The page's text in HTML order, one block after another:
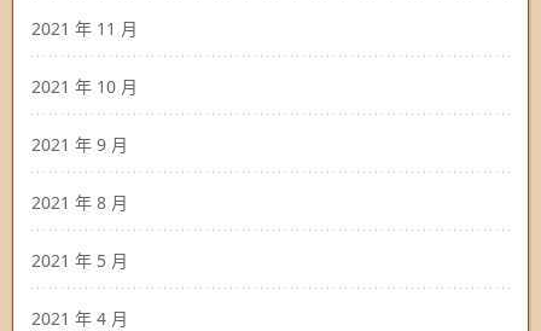
2021 年 11 月
2021 年 10 月
2021 年 9 月
2021 年 8 月
2021 年 5 月
2021 年 4 月